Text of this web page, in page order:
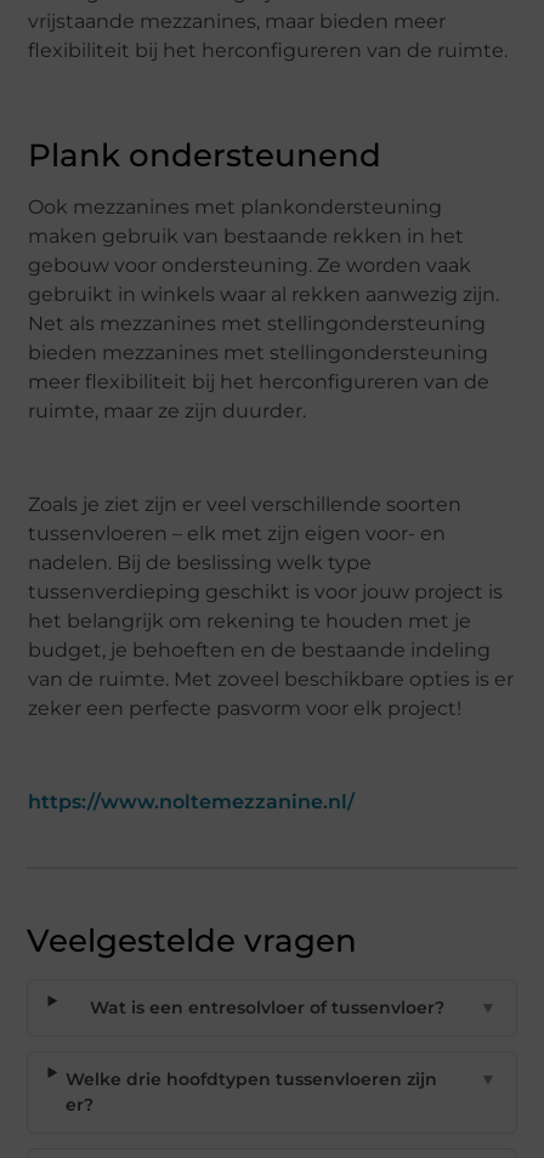
vrijstaande mezzanines, maar bieden meer
flexibiliteit bij het herconfigureren van de ruimte.
Plank ondersteunend
Ook mezzanines met plankondersteuning
maken gebruik van bestaande rekken in het
gebouw voor ondersteuning. Ze worden vaak
gebruikt in winkels waar al rekken aanwezig zijn.
Net als mezzanines met stellingondersteuning
bieden mezzanines met stellingondersteuning
meer flexibiliteit bij het herconfigureren van de
ruimte, maar ze zijn duurder.
Zoals je ziet zijn er veel verschillende soorten
tussenvloeren – elk met zijn eigen voor- en
nadelen. Bij de beslissing welk type
tussenverdieping geschikt is voor jouw project is
het belangrijk om rekening te houden met je
budget, je behoeften en de bestaande indeling
van de ruimte. Met zoveel beschikbare opties is er
zeker een perfecte pasvorm voor elk project!
https://www.noltemezzanine.nl/
Veelgestelde vragen
Wat is een entresolvloer of tussenvloer? ▼
Welke drie hoofdtypen tussenvloeren zijn
er?
▼